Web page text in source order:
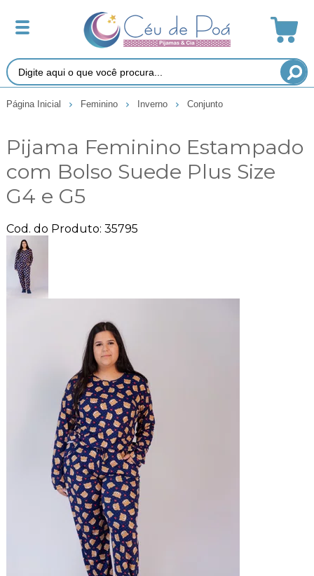
Página Inicial Feminino Inverno Conjunto
Pijama Feminino Estampado
com Bolso Suede Plus Size
G4 e G5
Cod. do Produto: 35795